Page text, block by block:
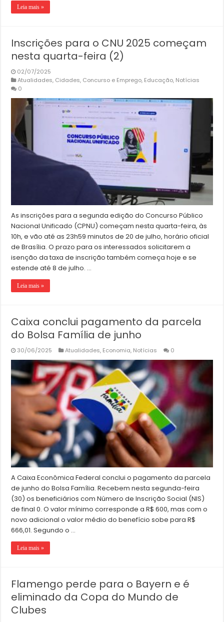
Leia mais »
Inscrições para o CNU 2025 começam
nesta quarta-feira (2)
02/07/2025
Atualidades, Cidades, Concurso e Emprego, Educação, Notícias
0
As inscrições para a segunda edição do Concurso Público
Nacional Unificado (CPNU) começam nesta quarta-feira, às
10h, e vão até as 23h59 minutos de 20 de julho, horário oficial
de Brasília. O prazo para os interessados solicitarem a
isenção da taxa de inscrição também começa hoje e se
estende até 8 de julho. …
Leia mais »
Caixa conclui pagamento da parcela
do Bolsa Família de junho
30/06/2025 Atualidades, Economia, Notícias 0
A Caixa Econômica Federal conclui o pagamento da parcela
de junho do Bolsa Família. Recebem nesta segunda-feira
(30) os beneficiários com Número de Inscrição Social (NIS)
de final 0. O valor mínimo corresponde a R$ 600, mas com o
novo adicional o valor médio do benefício sobe para R$
666,01. Segundo o …
Leia mais »
Flamengo perde para o Bayern e é
eliminado da Copa do Mundo de
Clubes